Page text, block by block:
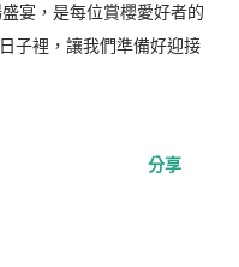
宴，是每位賞櫻愛好者的
子裡，讓我們準備好迎接
分享